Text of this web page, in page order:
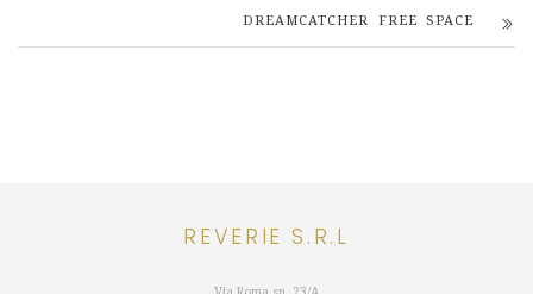
DREAMCATCHER FREE SPACE
REVERIE S.R.L